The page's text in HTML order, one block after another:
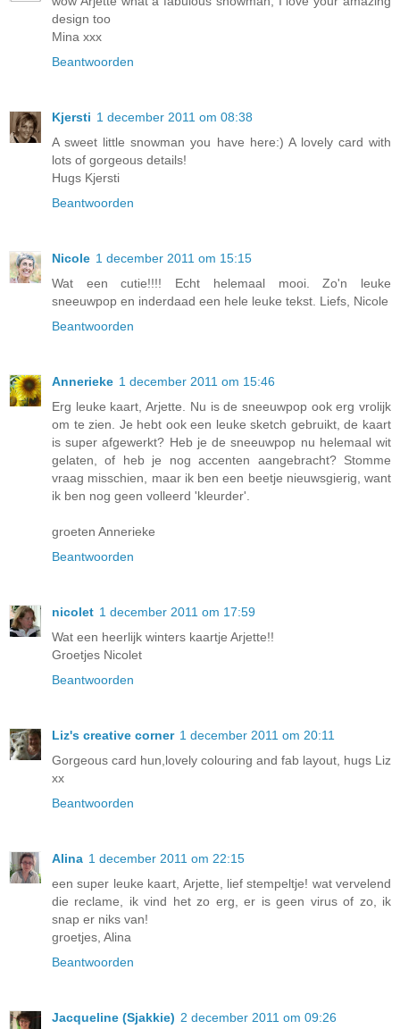
design too
Mina xxx
Beantwoorden
Kjersti 1 december 2011 om 08:38
A sweet little snowman you have here:) A lovely card with
lots of gorgeous details!
Hugs Kjersti
Beantwoorden
Nicole 1 december 2011 om 15:15
Wat een cutie!!!! Echt helemaal mooi. Zo'n leuke
sneeuwpop en inderdaad een hele leuke tekst. Liefs, Nicole
Beantwoorden
Annerieke 1 december 2011 om 15:46
Erg leuke kaart, Arjette. Nu is de sneeuwpop ook erg vrolijk
om te zien. Je hebt ook een leuke sketch gebruikt, de kaart
is super afgewerkt? Heb je de sneeuwpop nu helemaal wit
gelaten, of heb je nog accenten aangebracht? Stomme
vraag misschien, maar ik ben een beetje nieuwsgierig, want
ik ben nog geen volleerd 'kleurder'.
groeten Annerieke
Beantwoorden
nicolet 1 december 2011 om 17:59
Wat een heerlijk winters kaartje Arjette!!
Groetjes Nicolet
Beantwoorden
Liz's creative corner 1 december 2011 om 20:11
Gorgeous card hun,lovely colouring and fab layout, hugs Liz
xx
Beantwoorden
Alina 1 december 2011 om 22:15
een super leuke kaart, Arjette, lief stempeltje! wat vervelend
die reclame, ik vind het zo erg, er is geen virus of zo, ik
snap er niks van!
groetjes, Alina
Beantwoorden
Jacqueline (Sjakkie) 2 december 2011 om 09:26